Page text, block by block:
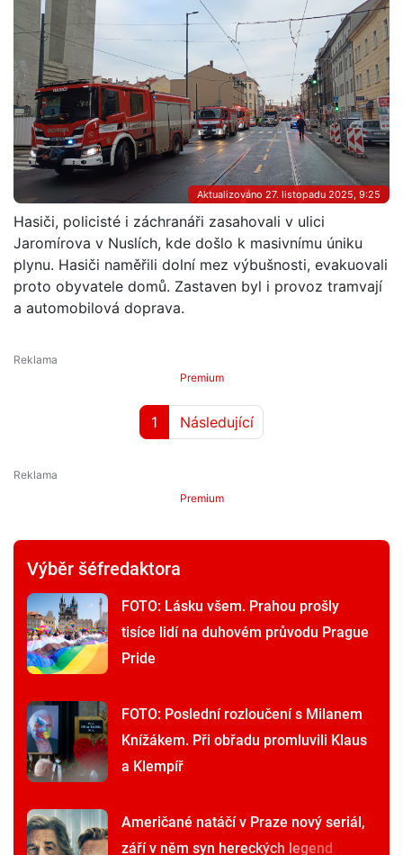
Aktualizováno 27. listopadu 2025, 9:25
Hasiči, policisté i záchranáři zasahovali v ulici
Jaromírova v Nuslích, kde došlo k masivnímu úniku
plynu. Hasiči naměřili dolní mez výbušnosti, evakuovali
proto obyvatele domů. Zastaven byl i provoz tramvají
a automobilová doprava.
Premium
1 Následující
Premium
Výběr šéfredaktora
FOTO: Lásku všem. Prahou prošly
tisíce lidí na duhovém průvodu Prague
Pride
FOTO: Poslední rozloučení s Milanem
Knížákem. Při obřadu promluvili Klaus
a Klempíř
Američané natáčí v Praze nový seriál,
září v něm syn hereckých legend